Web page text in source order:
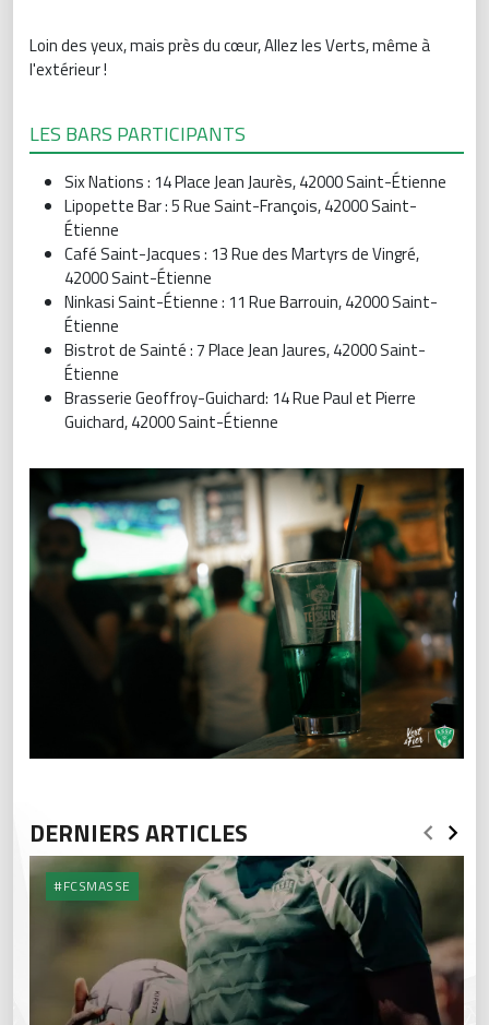
Loin des yeux, mais près du cœur, Allez les Verts, même à
l'extérieur !
LES BARS PARTICIPANTS
Six Nations : 14 Place Jean Jaurès, 42000 Saint-Étienne
Lipopette Bar : 5 Rue Saint-François, 42000 Saint-
Étienne
Café Saint-Jacques : 13 Rue des Martyrs de Vingré,
42000 Saint-Étienne
Ninkasi Saint-Étienne : 11 Rue Barrouin, 42000 Saint-
Étienne
Bistrot de Sainté : 7 Place Jean Jaures, 42000 Saint-
Étienne
Brasserie Geoffroy-Guichard: 14 Rue Paul et Pierre
Guichard, 42000 Saint-Étienne
DERNIERS ARTICLES
#FCSMASSE